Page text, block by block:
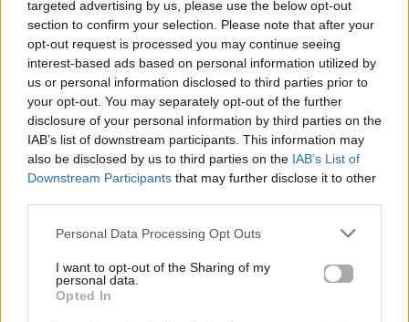
targeted advertising by us, please use the below opt-out
section to confirm your selection. Please note that after your
opt-out request is processed you may continue seeing
interest-based ads based on personal information utilized by
us or personal information disclosed to third parties prior to
your opt-out. You may separately opt-out of the further
disclosure of your personal information by third parties on the
IAB’s list of downstream participants. This information may
also be disclosed by us to third parties on the IAB’s List of
Downstream Participants that may further disclose it to other
Personal Data Processing Opt Outs
I want to opt-out of the Sharing of my
personal data.
Opted In
04.02.2026